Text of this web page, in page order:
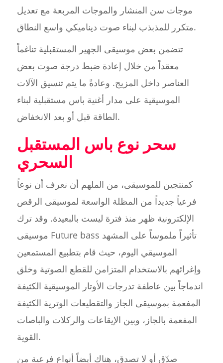
موجات سن المنشار والموجات المربعة مع تعديل
متكرر للمذبذب لبناء صوت ديناميكي واسع النطاق.
تتضمن بعض موسيقى الجهير المستقبلية تناغماً
معقداً من خلال إعادة ضبط درجة صوت بعض
العناصر داخل المزيج. وعادةً ما يتم تنسيق الآلات
الموسيقية على مدار أغنية باس مستقبلية لبناء
الطاقة قبل أو بعد الانخفاض.
سحر نوع باس المستقبل
السحري
كمنتجين للموسيقى، من الملهم أن نعرف أن نوعاً
فرعياً جديداً من المظلة الواسعة لموسيقى الرقص
الإلكترونية ظهر منذ فترة ليست بالبعيدة. وقد ترك
موسيقى Future bass تأثيراً ملموساً على المشهد
الموسيقي اليوم، حيث قام بتطبيع المستمعين
وإغرائهم بالاستخدام المتزامن للقطع الصوتية وخلق
اندماجاً بين عاطفة تدرجات الأوتار الموسيقية الكثيفة
المفعمة بموسيقى الجاز والتقطيعات الوترية الكثيفة
المفعمة بالجاز، وبين الإيقاعات والركلات والباصات
القوية.
صدّق أو لا تصدق، هناك أيضاً أنواع فرعية من